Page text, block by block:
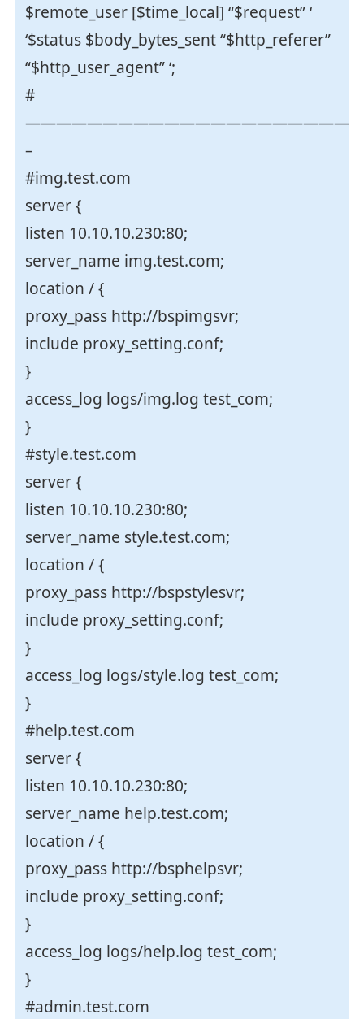
$remote_user [$time_local] “$request” ‘
‘$status $body_bytes_sent “$http_referer”
“$http_user_agent” ‘;
#
——————————————————————
–
#img.test.com
server {
listen 10.10.10.230:80;
server_name img.test.com;
location / {
proxy_pass http://bspimgsvr;
include proxy_setting.conf;
}
access_log logs/img.log test_com;
}
#style.test.com
server {
listen 10.10.10.230:80;
server_name style.test.com;
location / {
proxy_pass http://bspstylesvr;
include proxy_setting.conf;
}
access_log logs/style.log test_com;
}
#help.test.com
server {
listen 10.10.10.230:80;
server_name help.test.com;
location / {
proxy_pass http://bsphelpsvr;
include proxy_setting.conf;
}
access_log logs/help.log test_com;
}
#admin.test.com